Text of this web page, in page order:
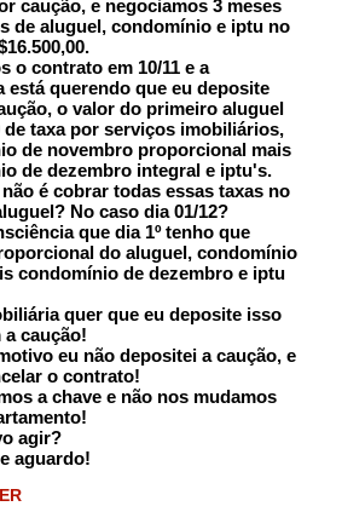
caução, e negociamos 3 meses
de aluguel, condomínio e iptu no
o contrato em 10/11 e a
está querendo que eu deposite
o valor do primeiro aluguel
de taxa por serviços imobiliários,
de novembro proporcional mais
de dezembro integral e iptu's.
é cobrar todas essas taxas no
No caso dia 01/12?
que dia 1º tenho que
do aluguel, condomínio
condomínio de dezembro e iptu
quer que eu deposite isso
caução!
eu não depositei a caução, e
o contrato!
a chave e não nos mudamos
agir?
aguardo!